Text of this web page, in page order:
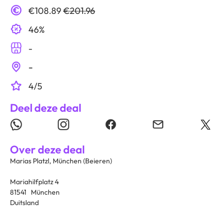
€108.89€201.96
46%
-
-
4/5
Deel deze deal
Over deze deal
Marias Platzl, München (Beieren)
Mariahilfplatz 4
81541 München
Duitsland